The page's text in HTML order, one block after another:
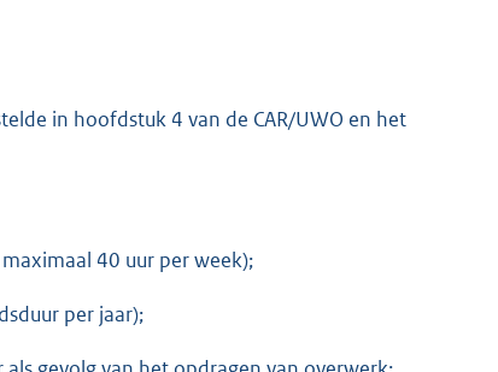
in hoofdstuk 4 van de CAR/UWO en het
40 uur per week);
per jaar);